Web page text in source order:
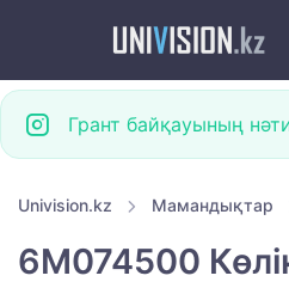
Грант байқауының
Univision.kz Мамандықтар
6M074500